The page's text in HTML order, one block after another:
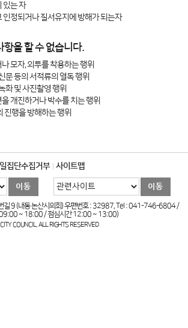
있는 자
인정되거나 질서유지에 방해가 되는자
항을 할 수 없습니다.
모자, 외투를 착용하는 행위
문 등의 서적류의 열독 행위
화 및 사진촬영 행위
개진하거나 박수를 치는 행위
진행을 방해하는 행위
집단수집거부 사이트맵
길 9 (내동 논산시의회) 우편번호 : 32987, Tel : 041-746-6804 /
~ 18:00 / 점심시간 12:00 ~ 13:00)
COUNCIL. ALL RIGHTS RESERVED